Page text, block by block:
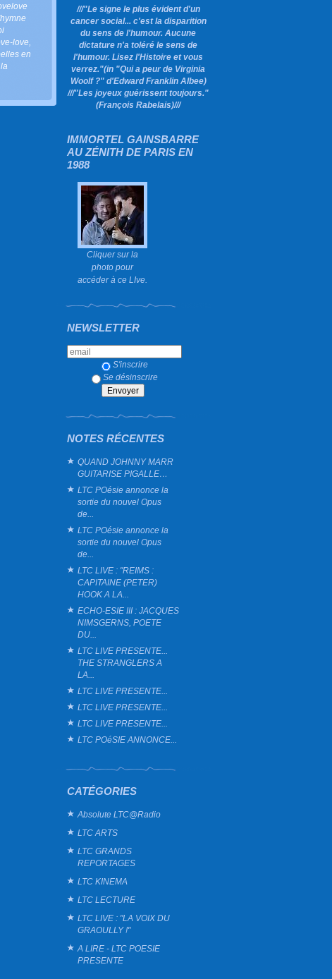
///"Le signe le plus évident d'un
cancer social... c'est la disparition
du sens de l'humour. Aucune
dictature n'a toléré le sens de
l'humour. Lisez l'Histoire et vous
verrez."(in "Qui a peur de Virginia
Woolf ?"d'Edward Franklin Albee)
///"Les joyeux guérissent toujours."
(François Rabelais)///
IMMORTEL GAINSBARRE
AU ZÉNITH DE PARIS EN
1988
Cliquer sur la
photo pour
accéder à ce LIve.
NEWSLETTER
S'inscrire
Se désinscrire
NOTES RÉCENTES
QUAND JOHNNY MARR
GUITARISE PIGALLE…
LTC POésie annonce la
sortie du nouvel Opus
de...
LTC POésie annonce la
sortie du nouvel Opus
de...
LTC LIVE : "REIMS :
CAPITAINE (PETER)
HOOK A LA...
ECHO-ESIE III : JACQUES
NIMSGERNS, POETE
DU...
LTC LIVE PRESENTE...
THE STRANGLERS A
LA...
LTC LIVE PRESENTE...
LTC LIVE PRESENTE...
LTC LIVE PRESENTE...
LTC POéSIE ANNONCE...
CATÉGORIES
Absolute LTC@Radio
LTC ARTS
LTC GRANDS
REPORTAGES
LTC KINEMA
LTC LECTURE
LTC LIVE : "LA VOIX DU
GRAOULLY !"
A LIRE - LTC POESIE
PRESENTE
love
en
la